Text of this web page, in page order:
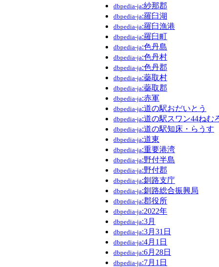
dbpedia-ja:紗那郡
dbpedia-ja:羅臼湖
dbpedia-ja:羅臼漁港
dbpedia-ja:羅臼町
dbpedia-ja:色丹島
dbpedia-ja:色丹村
dbpedia-ja:色丹郡
dbpedia-ja:蘂取村
dbpedia-ja:蘂取郡
dbpedia-ja:赤軍
dbpedia-ja:道の駅おだいとう
dbpedia-ja:道の駅スワン44ねむ
dbpedia-ja:道の駅知床・らうす
dbpedia-ja:道東
dbpedia-ja:重要港湾
dbpedia-ja:野付半島
dbpedia-ja:野付郡
dbpedia-ja:釧路支庁
dbpedia-ja:釧路総合振興局
dbpedia-ja:郡役所
dbpedia-ja:2022年
dbpedia-ja:3月
dbpedia-ja:3月31日
dbpedia-ja:4月1日
dbpedia-ja:6月28日
dbpedia-ja:7月1日